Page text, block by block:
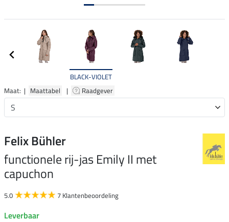
BLACK-VIOLET
Maat: | Maattabel | Raadgever
Felix Bühler
functionele rij-jas Emily II met
capuchon
5.0 7 Klantenbeoordeling
Leverbaar